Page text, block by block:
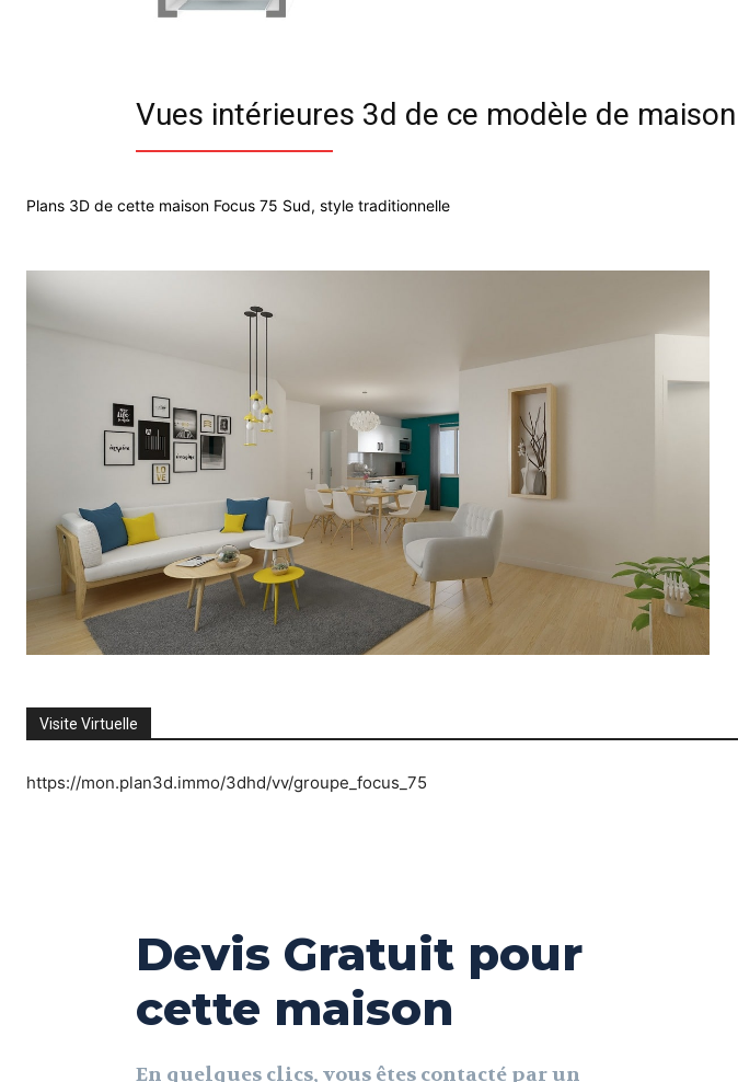
Vues intérieures 3d de ce modèle de maison
Plans 3D de cette maison Focus 75 Sud, style traditionnelle
Visite Virtuelle
https://mon.plan3d.immo/3dhd/vv/groupe_focus_75
Devis Gratuit pour
cette maison
En quelques clics, vous êtes contacté par un